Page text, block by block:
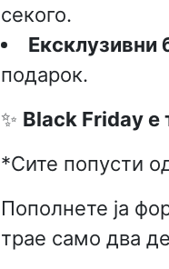
секого.
Ексклузивни
подарок.
✨ Black Friday е
*Сите попусти
Пополнете ја
трае само два